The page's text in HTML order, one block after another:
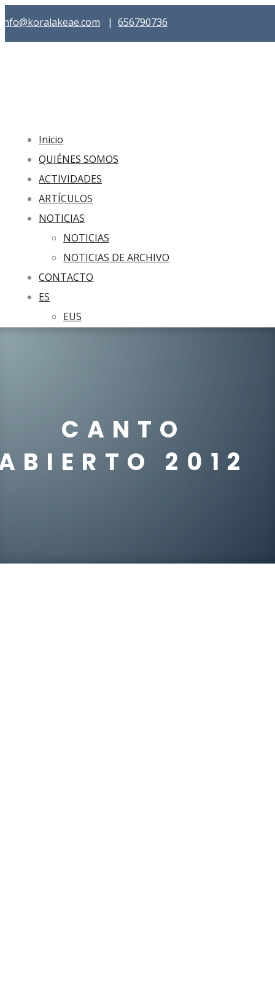
info@koralakeae.com | 656790736
Inicio
QUIÉNES SOMOS
ACTIVIDADES
ARTÍCULOS
NOTICIAS
NOTICIAS
NOTICIAS DE ARCHIVO
CONTACTO
ES
EUS
CANTO
2012